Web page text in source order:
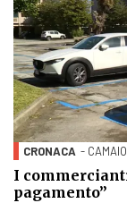
CRONACA -
I
pagamento”